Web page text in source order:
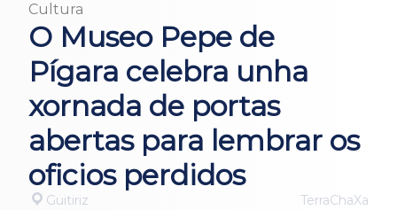
Cultura
O Museo Pepe de
Pígara celebra unha
xornada de portas
abertas para lembrar os
oficios perdidos
Guitiriz TerraChaXa